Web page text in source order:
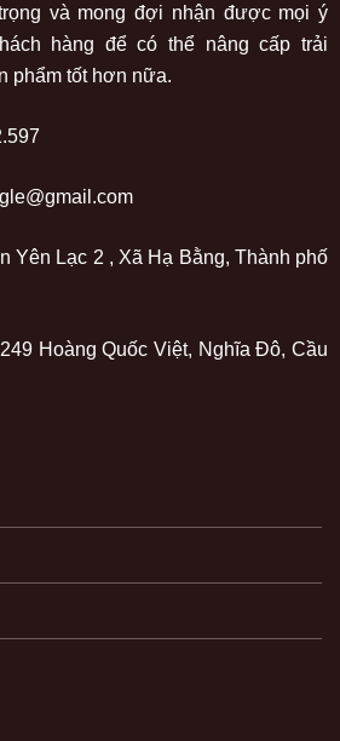
và mong đợi nhận được mọi ý
hàng để có thể nâng cấp trải
phẩm tốt hơn nữa.
Yên Lạc 2 , Xã Hạ Bằng, Thành phố
Hoàng Quốc Việt, Nghĩa Đô, Cầu